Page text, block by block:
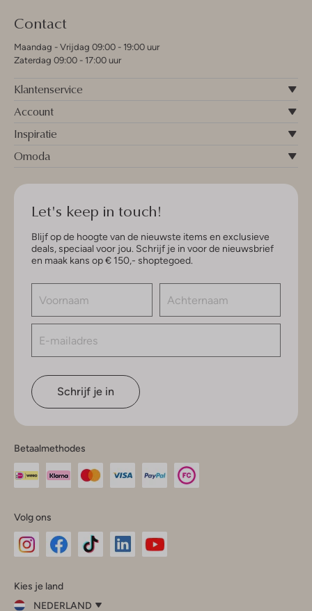
Contact
Maandag - Vrijdag 09:00 - 19:00 uur
Zaterdag 09:00 - 17:00 uur
Klantenservice
Account
Inspiratie
Omoda
Let's keep in touch!
Blijf op de hoogte van de nieuwste items en exclusieve
deals, speciaal voor jou. Schrijf je in voor de nieuwsbrief
en maak kans op € 150,- shoptegoed.
Schrijf je in
Betaalmethodes
Volg ons
InstagramFacebook
Kies je land
NEDERLAND